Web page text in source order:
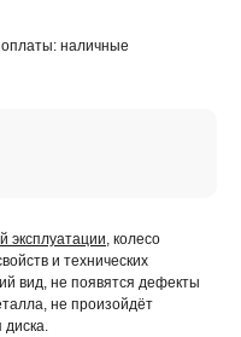
наличные
эксплуатации, колесо
и технических
вид, не появятся дефекты
не произойдёт
диска.